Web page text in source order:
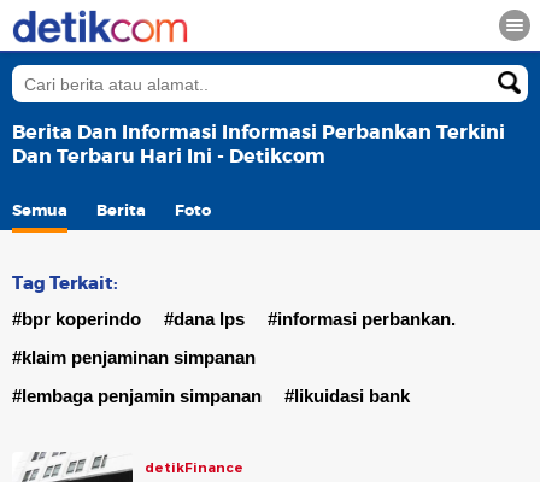
Berita Dan Informasi Informasi Perbankan Terkini
Dan Terbaru Hari Ini - Detikcom
Semua Berita Foto
Tag Terkait:
#bpr koperindo #dana lps
#informasi perbankan.
#klaim penjaminan simpanan
#lembaga penjamin simpanan
#likuidasi bank
detikFinance